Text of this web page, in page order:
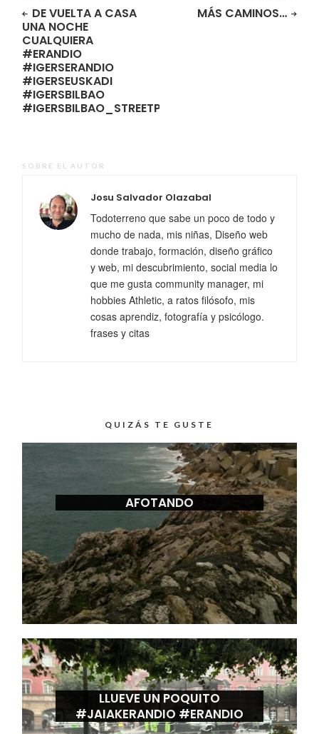
DE VUELTA A CASA
UNA NOCHE
CUALQUIERA
#ERANDIO
#IGERSERANDIO
#IGERSEUSKADI
#IGERSBILBAO
#IGERSBILBAO_STREETPHOTOS
MÁS CAMINOS…
SOBRE EL AUTOR
Josu Salvador Olazabal
Todoterreno que sabe un poco de todo y
mucho de nada, mis niñas, Diseño web
donde trabajo, formación, diseño gráfico
y web, mi descubrimiento, social media lo
que me gusta community manager, mi
hobbies Athletic, a ratos filósofo, mis
cosas aprendiz, fotografía y psicólogo.
frases y citas
QUIZÁS TE GUSTE
AFOTANDO
LLUEVE UN POQUITO
#JAIAKERANDIO #ERANDIO